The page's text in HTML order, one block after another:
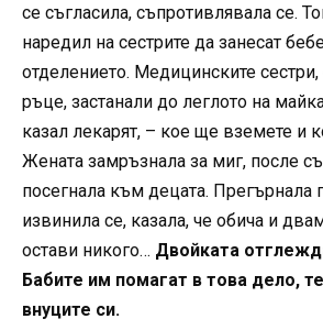
се съгласила, съпротивлявала се.
наредил на сестрите да занесат
отделението. Медицинските сестри,
ръце, застанали до леглото на
казал лекарят, – кое ще вземете и
Жената замръзнала за миг, после
посегнала към децата. Прегърнала
извинила се, казала, че обича и
остави никого… Двойката
Бабите им помагат в това дело,
внуците си.